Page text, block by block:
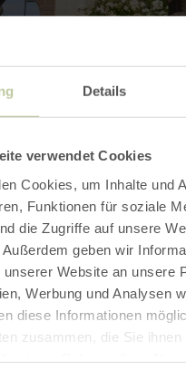
Details
verwendet Cookies
Cookies, um Inhalte und
Funktionen für soziale
die Zugriffe auf unsere
geben wir
unserer Website an unsere
Werbung und Analysen
diese Informationen
zusammen, die Sie ihnen